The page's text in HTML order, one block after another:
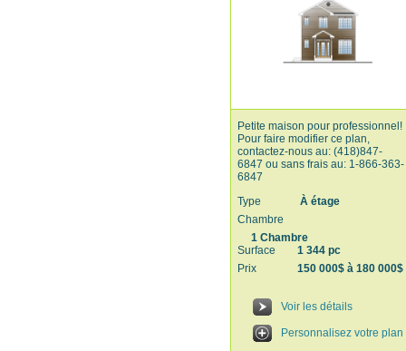
Petite maison pour professionnel!
Pour faire modifier ce plan,
contactez-nous au: (418)847-
6847 ou sans frais au: 1-866-363-
6847
Type
À étage
Chambre
1 Chambre
Surface
1 344 pc
Prix
150 000$ à 180 000$
Voir les détails
Personnalisez votre plan